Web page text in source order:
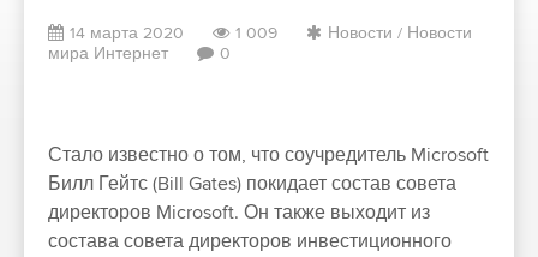
14 марта 2020 1 009 Новости / Новости
мира Интернет
0
Стало известно о том, что соучредитель Microsoft
Билл Гейтс (Bill Gates) покидает состав совета
директоров Microsoft. Он также выходит из
состава совета директоров инвестиционного